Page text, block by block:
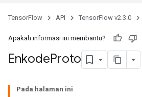
TensorFlow API TensorFlow v2.3.0
Apakah informasi ini membantu?
EnkodeProto
Pada halaman ini